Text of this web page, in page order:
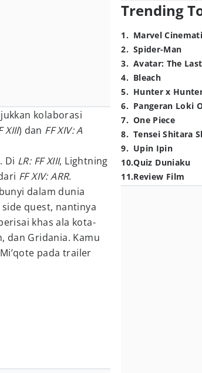
kolaborasi
XIII) dan FF XIV: A
Di LR: FF XIII, Lightning
FF XIV: ARR.
dalam dunia
quest, nantinya
khas ala kota-
dan Gridania. Kamu
pada trailer
Trending
1. Marvel
2. Spider-Man
3. Avatar: The
4. Bleach
5. Hunter x
6. Pangeran Loki
7. One Piece
8. Tensei Shitara
9. Upin Ipin
10.Quiz Duniaku
11.Review Film